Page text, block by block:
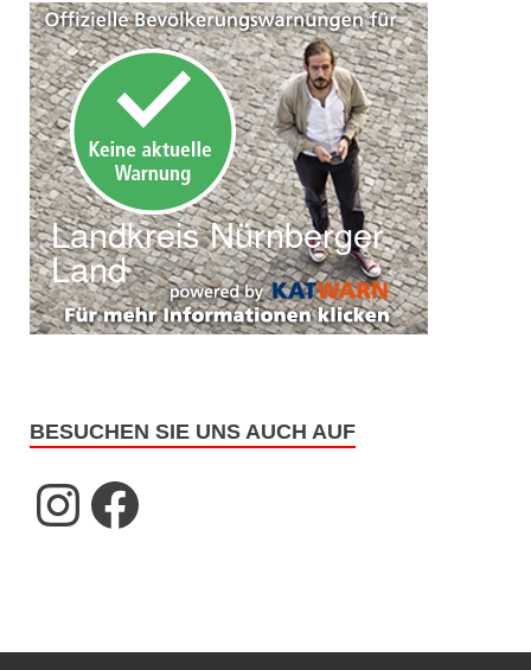
BESUCHEN SIE UNS AUCH AUF